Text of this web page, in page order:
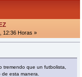
12:36 Horas »
tremendo que un futbolista,
esta manera.